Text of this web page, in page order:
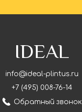
IDEAL
info@ideal-plintus.ru
+7 (495) 008-76-14
Обратный звонок